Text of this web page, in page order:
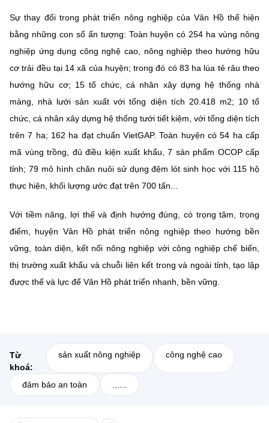
Sự thay đổi trong phát triển nông nghiệp của Vân Hồ thể hiện
bằng những con số ấn tượng: Toàn huyện có 254 ha vùng nông
nghiệp ứng dụng công nghệ cao, nông nghiệp theo hướng hữu
cơ trải đều tại 14 xã của huyện; trong đó có 83 ha lúa tẻ râu theo
hướng hữu cơ; 15 tổ chức, cá nhân xây dựng hệ thống nhà
màng, nhà lưới sản xuất với tổng diện tích 20.418 m2; 10 tổ
chức, cá nhân xây dựng hệ thống tưới tiết kiệm, với tổng diện tích
trên 7 ha; 162 ha đạt chuẩn VietGAP. Toàn huyện có 54 ha cấp
mã vùng trồng, đủ điều kiện xuất khẩu, 7 sản phẩm OCOP cấp
tỉnh; 79 mô hình chăn nuôi sử dụng đệm lót sinh học với 115 hộ
thực hiện, khối lượng ước đạt trên 700 tấn...
Với tiềm năng, lợi thế và định hướng đúng, có trọng tâm, trọng
điểm, huyện Vân Hồ phát triển nông nghiệp theo hướng bền
vững, toàn diện, kết nối nông nghiệp với công nghiệp chế biến,
thị trường xuất khẩu và chuỗi liên kết trong và ngoài tỉnh, tạo lập
được thế và lực để Vân Hồ phát triển nhanh, bền vững.
Từ
khoá:
sản xuất nông nghiệp công nghệ cao
đảm bảo an toàn ......